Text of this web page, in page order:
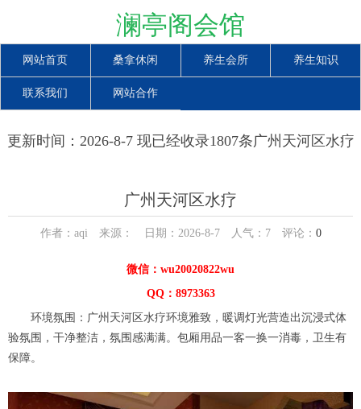
澜亭阁会馆
网站首页 桑拿休闲 养生会所 养生知识
联系我们 网站合作
更新时间：2026-8-7 现已经收录1807条广州天河区水疗
广州天河区水疗
作者：aqi 来源： 日期：2026-8-7 人气： 7评论： 0
微信：wu20020822wu
QQ：8973363
环境氛围：广州天河区水疗环境雅致，暖调灯光营造出沉浸式体
验氛围，干净整洁，氛围感满满。包厢用品一客一换一消毒，卫生有
保障。